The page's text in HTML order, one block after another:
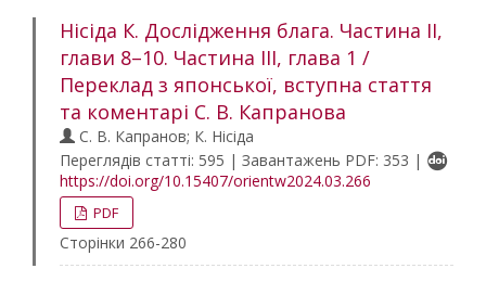
Нісіда К. Дослідження блага. Частина ІІ,
глави 8–10. Частина ІІІ, глава 1 /
Переклад з японської, вступна стаття
та коментарі С. В. Капранова
С. В. Капранов; К. Нісіда
Переглядів статті: 595 | Завантажень PDF: 353 |
https://doi.org/10.15407/orientw2024.03.266
PDF
Сторінки 266-280